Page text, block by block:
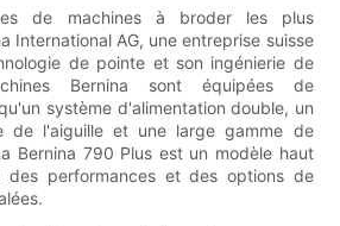
de machines à broder les plus
International AG, une entreprise suisse
de pointe et son ingénierie de
Bernina sont équipées de
système d'alimentation double, un
de l'aiguille et une large gamme de
Bernina 790 Plus est un modèle haut
performances et des options de